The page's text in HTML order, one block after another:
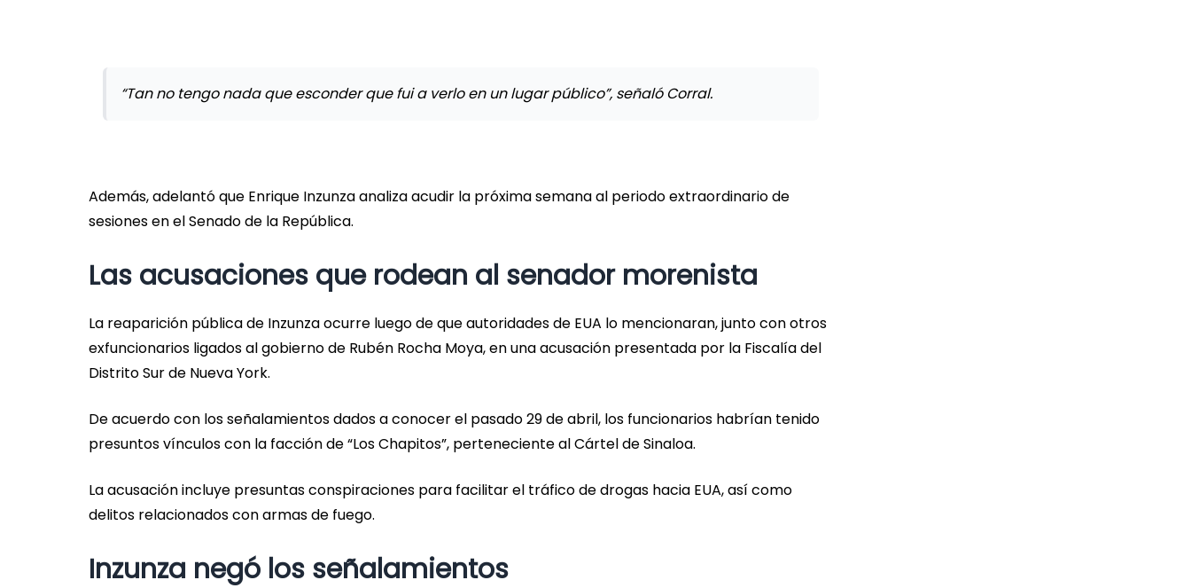
“Tan no tengo nada que esconder que fui a verlo en un lugar público”, señaló Corral.
Además, adelantó que Enrique Inzunza analiza acudir la próxima semana al periodo extraordinario de
sesiones en el Senado de la República.
Las acusaciones que rodean al senador morenista
La reaparición pública de Inzunza ocurre luego de que autoridades de EUA lo mencionaran, junto con otros
exfuncionarios ligados al gobierno de Rubén Rocha Moya, en una acusación presentada por la Fiscalía del
Distrito Sur de Nueva York.
De acuerdo con los señalamientos dados a conocer el pasado 29 de abril, los funcionarios habrían tenido
presuntos vínculos con la facción de “Los Chapitos”, perteneciente al Cártel de Sinaloa.
La acusación incluye presuntas conspiraciones para facilitar el tráfico de drogas hacia EUA, así como
delitos relacionados con armas de fuego.
Inzunza negó los señalamientos